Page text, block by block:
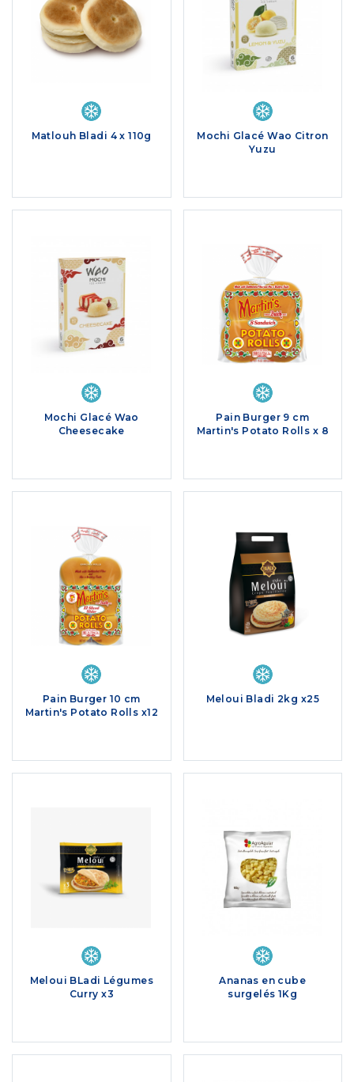
Matlouh Bladi 4 x 110g
Mochi Glacé Wao Citron
Yuzu
Mochi Glacé Wao
Cheesecake
Pain Burger 9 cm
Martin's Potato Rolls x 8
Pain Burger 10 cm
Martin's Potato Rolls x12
Meloui Bladi 2kg x25
Meloui BLadi Légumes
Curry x3
Ananas en cube
surgelés 1Kg